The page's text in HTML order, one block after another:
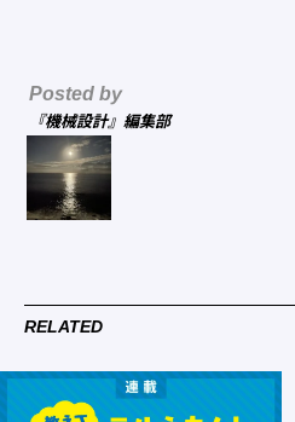
Posted by
『機械設計』編集部
RELATED